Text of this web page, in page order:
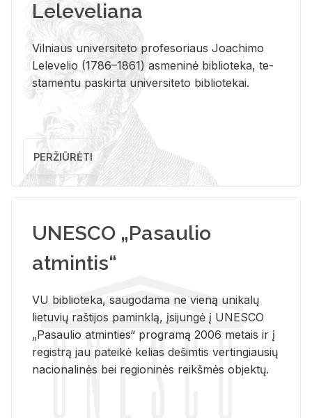
Leleveliana
Vil­niaus uni­ver­si­te­to pro­fe­so­riaus Jo­a­chi­mo
Le­le­ve­lio (1786–1861) as­me­ni­nė bi­b­lio­te­ka, te­
sta­men­tu pa­skir­ta uni­ver­si­te­to bi­b­lio­te­kai.
PERŽIŪRĖTI
UNESCO „Pasaulio
atmintis“
VU biblioteka, saugodama ne vieną unikalų
lietuvių raštijos paminklą, įsijungė į UNESCO
„Pasaulio atminties“ programą 2006 metais ir į
registrą jau pateikė kelias dešimtis vertingiausių
nacionalinės bei regioninės reikšmės objektų.